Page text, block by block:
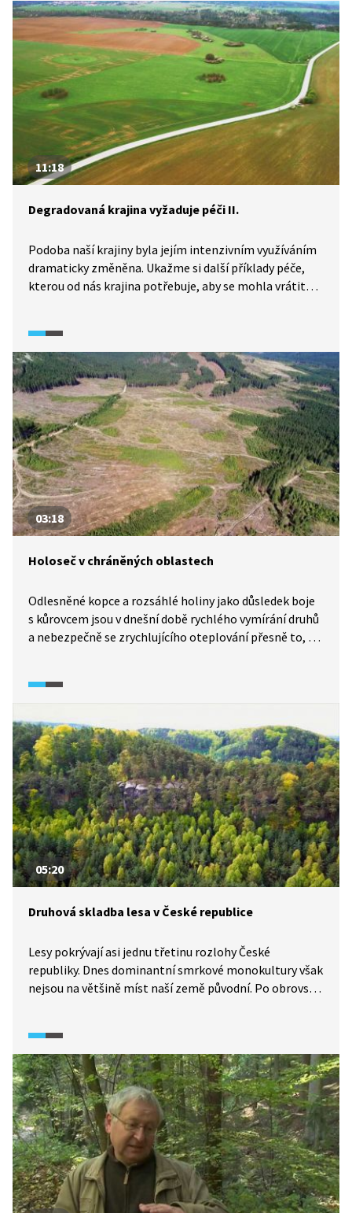
11:18
Degradovaná krajina vyžaduje péči II.
Podoba naší krajiny byla jejím intenzivním využíváním
dramaticky změněna. Ukažme si další příklady péče,
kterou od nás krajina potřebuje, aby se mohla vrátit
ve jmenovaných lokalitách, není naše krajina zcela
bez budoucnosti.
03:18
Holoseč v chráněných oblastech
Odlesněné kopce a rozsáhlé holiny jako důsledek boje
s kůrovcem jsou v dnešní době rychlého vymírání druhů
a nebezpečně se zrychlujícího oteplování přesně to, co
o lesy šetrněji a postupy hospodaření přizpůsobit
i v chráněných krajinných oblastech, považují odborníci
za selhání státní ochrany přírody.
05:20
Druhová skladba lesa v České republice
Lesy pokrývají asi jednu třetinu rozlohy České
republiky. Dnes dominantní smrkové monokultury však
nejsou na většině míst naší země původní. Po obrovské
nově vysázených lesů je výrazně bohatší.